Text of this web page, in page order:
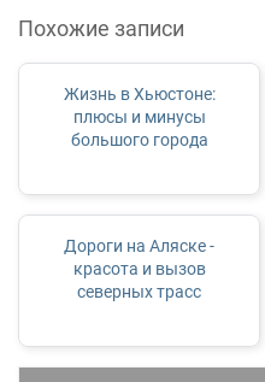
Похожие записи
Жизнь в Хьюстоне:
плюсы и минусы
большого города
Дороги на Аляске -
красота и вызов
северных трасс